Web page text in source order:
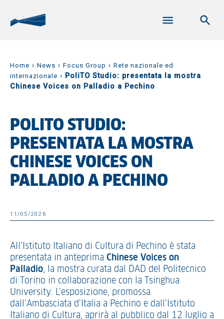
Home › News › Focus Group › Rete nazionale ed
internazionale › PoliTO Studio: presentata la mostra
Chinese Voices on Palladio a Pechino
POLITO STUDIO:
PRESENTATA LA MOSTRA
CHINESE VOICES ON
PALLADIO A PECHINO
11/05/2026
All’Istituto Italiano di Cultura di Pechino è stata
presentata in anteprima Chinese Voices on
Palladio, la mostra curata dal DAD del Politecnico
di Torino in collaborazione con la Tsinghua
University. L’esposizione, promossa
dall’Ambasciata d’Italia a Pechino e dall’Istituto
Italiano di Cultura, aprirà al pubblico dal 12 luglio a